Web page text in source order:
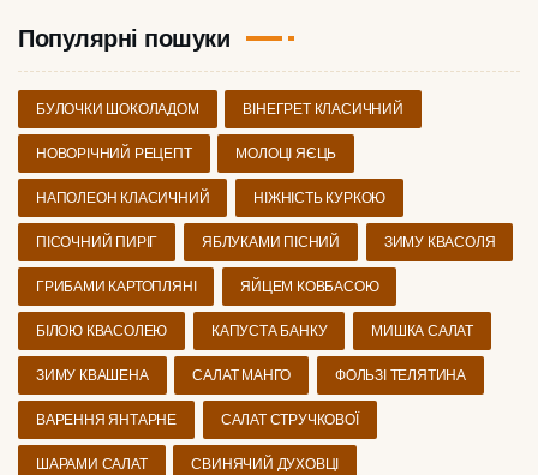
Популярні пошуки
БУЛОЧКИ ШОКОЛАДОМ ВІНЕГРЕТ КЛАСИЧНИЙ
НОВОРІЧНИЙ РЕЦЕПТ МОЛОЦІ ЯЄЦЬ
НАПОЛЕОН КЛАСИЧНИЙ НІЖНІСТЬ КУРКОЮ
ПІСОЧНИЙ ПИРІГ ЯБЛУКАМИ ПІСНИЙ ЗИМУ КВАСОЛЯ
ГРИБАМИ КАРТОПЛЯНІ ЯЙЦЕМ КОВБАСОЮ
БІЛОЮ КВАСОЛЕЮ КАПУСТА БАНКУ МИШКА САЛАТ
ЗИМУ КВАШЕНА САЛАТ МАНГО ФОЛЬЗІ ТЕЛЯТИНА
ВАРЕННЯ ЯНТАРНЕ САЛАТ СТРУЧКОВОЇ
ШАРАМИ САЛАТ СВИНЯЧИЙ ДУХОВЦІ